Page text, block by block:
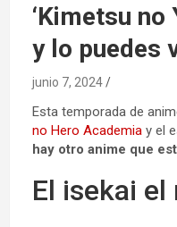
‘Kimetsu no
y lo puedes
junio 7, 2024
Esta temporada de
no Hero Academia y el
hay otro anime que
El isekai